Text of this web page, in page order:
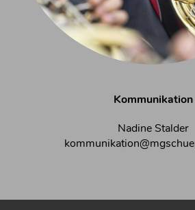
Kommunikation
Nadine Stalder